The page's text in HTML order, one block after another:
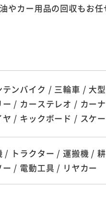
やカー用品の回収もお任
テンバイク / 三輪車 / 大
ー / カーステレオ / カー
ヤ / キックボード / スケ
/ トラクター / 運搬機 /
ー / 電動工具 / リヤカー